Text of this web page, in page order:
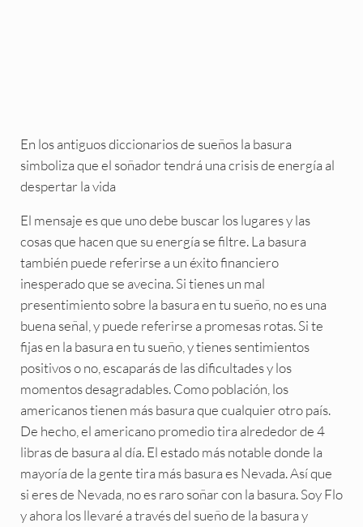
En los antiguos diccionarios de sueños la basura
simboliza que el soñador tendrá una crisis de energía al
despertar la vida
El mensaje es que uno debe buscar los lugares y las
cosas que hacen que su energía se filtre. La basura
también puede referirse a un éxito financiero
inesperado que se avecina. Si tienes un mal
presentimiento sobre la basura en tu sueño, no es una
buena señal, y puede referirse a promesas rotas. Si te
fijas en la basura en tu sueño, y tienes sentimientos
positivos o no, escaparás de las dificultades y los
momentos desagradables. Como población, los
americanos tienen más basura que cualquier otro país.
De hecho, el americano promedio tira alrededor de 4
libras de basura al día. El estado más notable donde la
mayoría de la gente tira más basura es Nevada. Así que
si eres de Nevada, no es raro soñar con la basura. Soy Flo
y ahora los llevaré a través del sueño de la basura y